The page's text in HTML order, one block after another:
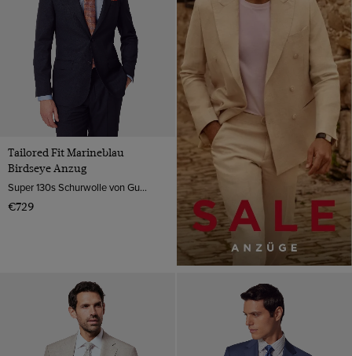
Tailored Fit Marineblau
Birdseye Anzug
Super 130s Schurwolle von Guabello, Italien
€729